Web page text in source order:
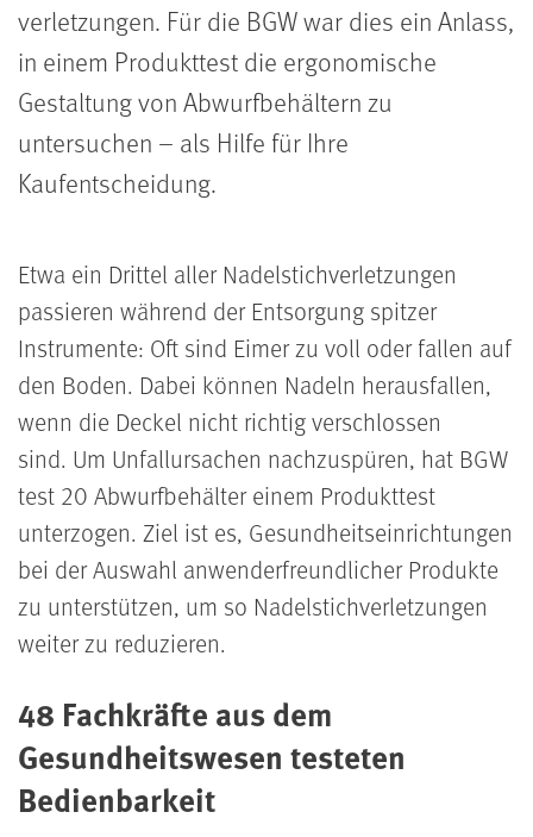
verletzungen. Für die BGW war dies ein Anlass,
in einem Produkttest die ergonomische
Gestaltung von Abwurfbehältern zu
untersuchen – als Hilfe für Ihre
Kaufentscheidung.
Etwa ein Drittel aller Nadelstichverletzungen
passieren während der Entsorgung spitzer
Instrumente: Oft sind Eimer zu voll oder fallen auf
den Boden. Dabei können Nadeln herausfallen,
wenn die Deckel nicht richtig verschlossen
sind. Um Unfall­ursachen nachzuspüren, hat BGW
test 20 Abwurfbehälter einem Produkttest
unterzogen. Ziel ist es, Gesundheitseinrichtungen
bei der Auswahl anwender­freundlicher Produkte
zu unterstützen, um so Nadelstich­verletzungen
weiter zu reduzieren.
48 Fachkräfte aus dem
Gesundheitswesen testeten
Bedienbarkeit